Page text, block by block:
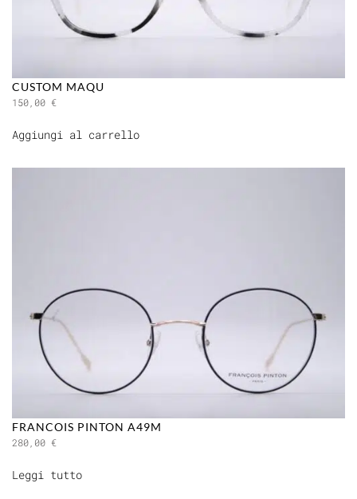
CUSTOM MAQU
150,00 €
Aggiungi al carrello
FRANCOIS PINTON A49M
280,00 €
Leggi tutto